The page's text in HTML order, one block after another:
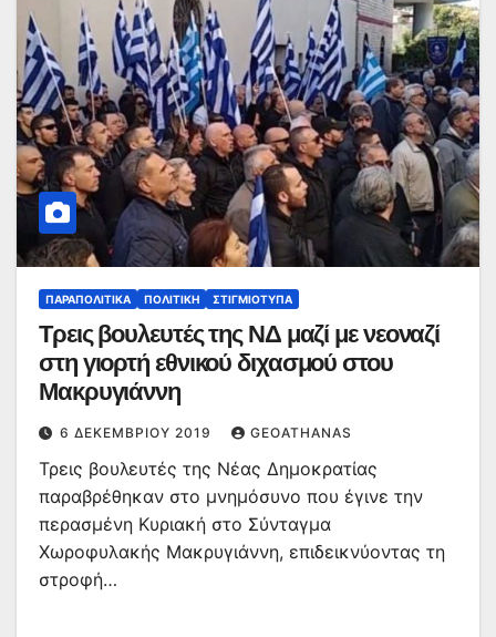
ΠΑΡΑΠΟΛΙΤΙΚΆ ΠΟΛΙΤΙΚΉ ΣΤΙΓΜΙΌΤΥΠΑ
Τρεις βουλευτές της ΝΔ μαζί με νεοναζί
στη γιορτή εθνικού διχασμού στου
Μακρυγιάννη
6 ΔΕΚΕΜΒΡΊΟΥ 2019 GEOATHANAS
Τρεις βουλευτές της Νέας Δημοκρατίας
παραβρέθηκαν στο μνημόσυνο που έγινε την
περασμένη Κυριακή στο Σύνταγμα
Χωροφυλακής Μακρυγιάννη, επιδεικνύοντας τη
στροφή…